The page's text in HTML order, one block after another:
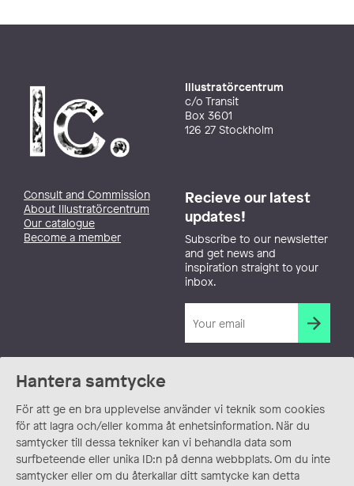
Hantera samtycke
För att ge en bra upplevelse använder vi teknik som cookies
för att lagra och/eller komma åt enhetsinformation. När du
samtycker till dessa tekniker kan vi behandla data som
surfbeteende eller unika ID:n på denna webbplats. Om du inte
samtycker eller om du återkallar ditt samtycke kan detta
Illustratörcentrum
c/o Transit
Box 3601
126 27 Stockholm
Consult and Commission
About Illustratörcentrum
Our catalogue
Become a member
Recieve our latest
updates!
Subscribe to our newsletter
and get news and
inspiration straight to your
inbox.